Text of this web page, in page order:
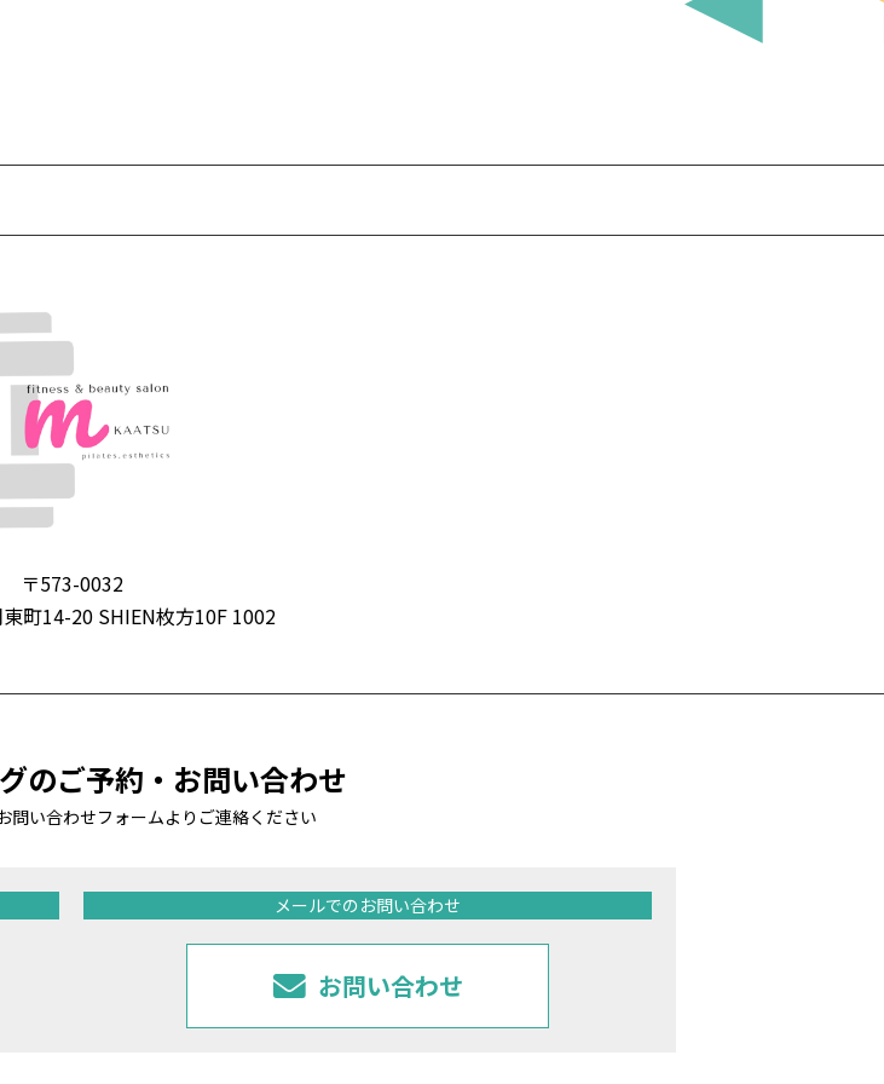
〒573-0032
町14-20 SHIEN枚方10F 1002
のご予約・お問い合わせ
問い合わせフォームより ご連絡ください
メールでのお問い合わせ
お問い合わせ